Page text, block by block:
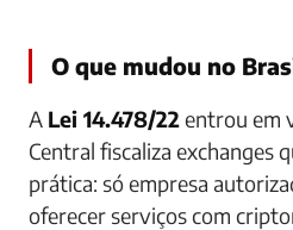
O que mudou no
A Lei 14.478/22entrou em
Central fiscaliza exchanges
prática: só empresa
oferecer serviços com